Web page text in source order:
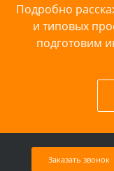
Подробно
и типовых
подготовим
Заказать звонок